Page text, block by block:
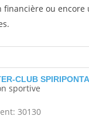
financière ou
CLUB
sportive
30130